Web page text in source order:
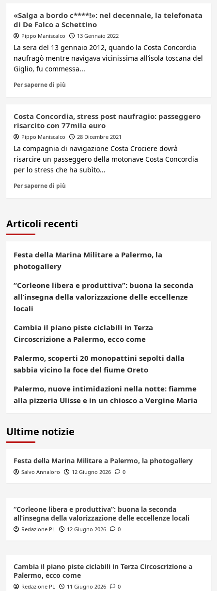
«Salga a bordo c****!»: nel decennale, la telefonata
di De Falco a Schettino
Pippo Maniscalco 13 Gennaio 2022
La sera del 13 gennaio 2012, quando la Costa Concordia
naufragò mentre navigava vicinissima all’isola toscana del
Giglio, fu commessa...
Per saperne di più
Costa Concordia, stress post naufragio: passeggero
risarcito con 77mila euro
Pippo Maniscalco 28 Dicembre 2021
La compagnia di navigazione Costa Crociere dovrà
risarcire un passeggero della motonave Costa Concordia
per lo stress che ha subìto...
Per saperne di più
Articoli recenti
Festa della Marina Militare a Palermo, la
photogallery
“Corleone libera e produttiva”: buona la seconda
all’insegna della valorizzazione delle eccellenze
locali
Cambia il piano piste ciclabili in Terza
Circoscrizione a Palermo, ecco come
Palermo, scoperti 20 monopattini sepolti dalla
sabbia vicino la foce del fiume Oreto
Palermo, nuove intimidazioni nella notte: fiamme
alla pizzeria Ulisse e in un chiosco a Vergine Maria
Ultime notizie
Festa della Marina Militare a Palermo, la photogallery
Salvo Annaloro 12 Giugno 2026 0
“Corleone libera e produttiva”: buona la seconda
all’insegna della valorizzazione delle eccellenze locali
Redazione PL 12 Giugno 2026 0
Cambia il piano piste ciclabili in Terza Circoscrizione a
Palermo, ecco come
Redazione PL 11 Giugno 2026 0